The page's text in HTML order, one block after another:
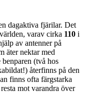
dagaktiva fjärilar. Det
varav cirka 110 i
av antenner på
äter nektar med
(två hos
återfinns på den
finns ofta färgstarka
mot varandra över